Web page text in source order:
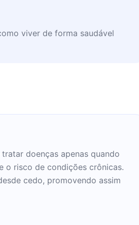
viver de forma saudável
doenças apenas quando
o risco de condições crônicas.
cedo, promovendo assim